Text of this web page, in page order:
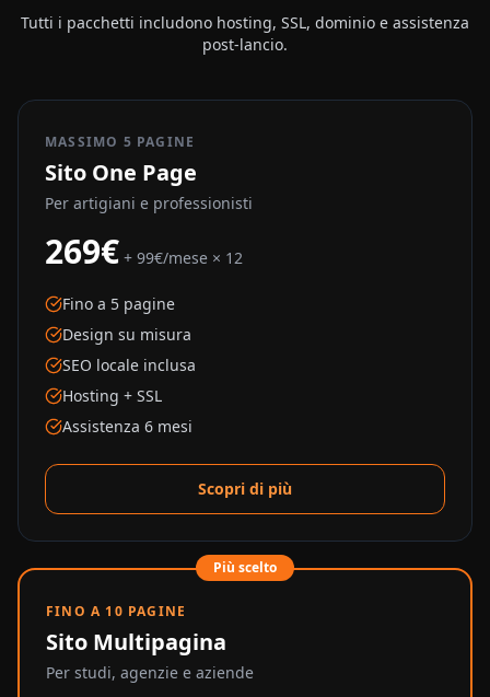
Tutti i pacchetti includono hosting, SSL, dominio e assistenza
post-lancio.
MASSIMO 5 PAGINE
Sito One Page
Per artigiani e professionisti
269€ + 99€/mese × 12
Fino a 5 pagine
Design su misura
SEO locale inclusa
Hosting + SSL
Assistenza 6 mesi
Scopri di più
Più scelto
FINO A 10 PAGINE
Sito Multipagina
Per studi, agenzie e aziende